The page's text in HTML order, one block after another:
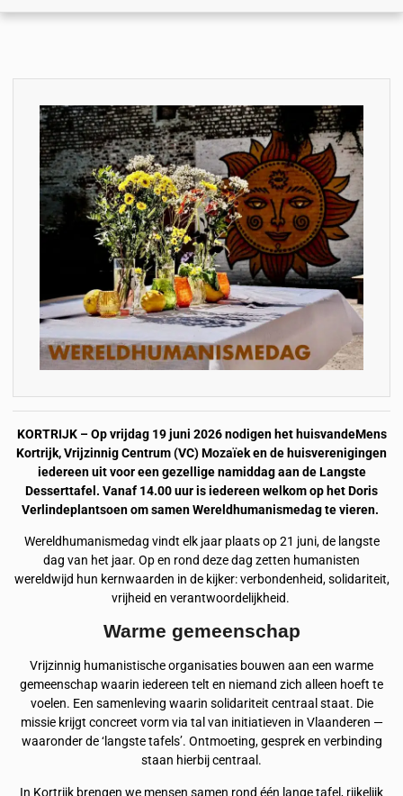
KORTRIJK – Op vrijdag 19 juni 2026 nodigen het huisvandeMens
Kortrijk, Vrijzinnig Centrum (VC) Mozaïek en de huisverenigingen
iedereen uit voor een gezellige namiddag aan de Langste
Desserttafel. Vanaf 14.00 uur is iedereen welkom op het Doris
Verlindeplantsoen om samen Wereldhumanismedag te vieren.
Wereldhumanismedag vindt elk jaar plaats op 21 juni, de langste
dag van het jaar. Op en rond deze dag zetten humanisten
wereldwijd hun kernwaarden in de kijker: verbondenheid, solidariteit,
vrijheid en verantwoordelijkheid.
Warme gemeenschap
Vrijzinnig humanistische organisaties bouwen aan een warme
gemeenschap waarin iedereen telt en niemand zich alleen hoeft te
voelen. Een samenleving waarin solidariteit centraal staat. Die
missie krijgt concreet vorm via tal van initiatieven in Vlaanderen —
waaronder de ‘langste tafels’. Ontmoeting, gesprek en verbinding
staan hierbij centraal.
In Kortrijk brengen we mensen samen rond één lange tafel, rijkelijk